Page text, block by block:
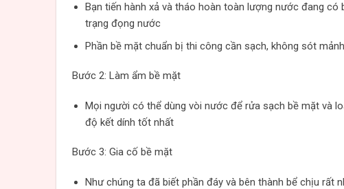
Bạn tiến hành xả và tháo hoàn toàn lượng nước đang
trạng đọng nước
Phần bề mặt chuẩn bị thi công cần sạch, không sót mảnh
Bước 2: Làm ẩm bề mặt
Mọi người có thể dùng vòi nước để rửa sạch bề mặt và
độ kết dính tốt nhất
Bước 3: Gia cố bề mặt
Như chúng ta đã biết phần đáy và bên thành bể chịu rất